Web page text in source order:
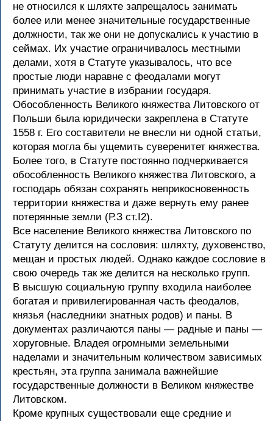
не относился к шляхте запрещалось занимать
более или менее значительные государственные
должности, так же они не допускались к участию в
сеймах. Их участие ограничивалось местными
делами, хотя в Статуте указывалось, что все
простые люди наравне с феодалами могут
принимать участие в избрании государя.
Обособленность Великого княжества Литовского от
Польши была юридически закреплена в Статуте
1558 г. Его составители не внесли ни одной статьи,
которая могла бы ущемить суверенитет княжества.
Более того, в Статуте постоянно подчеркивается
обособленность Великого княжества Литовского, а
господарь обязан сохранять неприкосновенность
территории княжества и даже вернуть ему ранее
потерянные земли (Р.З ст.I2).
Все население Великого княжества Литовского по
Статуту делится на сословия: шляхту, духовенство,
мещан и простых людей. Однако каждое сословие в
свою очередь так же делится на несколько групп.
В высшую социальную группу входила наиболее
богатая и привилегированная часть феодалов,
князья (наследники знатных родов) и паны. В
документах различаются паны — радные и паны —
хоруговные. Владея огромными земельными
наделами и значительным количеством зависимых
крестьян, эта группа занимала важнейшие
государственные должности в Великом княжестве
Литовском.
Кроме крупных существовали еще средние и